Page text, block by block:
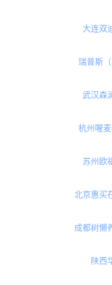
汕头市
哈药健康
江西
怡养怡美（
锦乔
大连双
瑞普斯
武汉森